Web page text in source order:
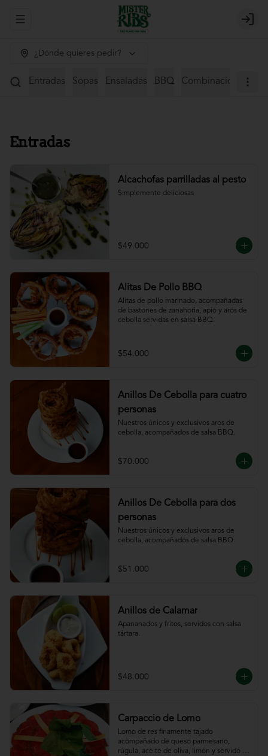
Abrir menu de navegación Login
¿Dónde quieres pedir?
Entradas Sopas Ensaladas BBQ Combinaciones
Entradas
Alcachofas parrilladas al pesto
Simplemente deliciosas
$49.000
Alitas De Pollo BBQ
Alitas de pollo marinado, acompañadas
de bastones de zanahoria, apio y aros de
cebolla servidas en salsa BBQ.
$54.000
Anillos De Cebolla para cuatro
personas
Nuestros únicos y exclusivos aros de
cebolla, acompañados de salsa BBQ.
$70.000
Anillos De Cebolla para dos
personas
Nuestros únicos y exclusivos aros de
cebolla, acompañados de salsa BBQ.
$51.000
Anillos de Calamar
Apananados y fritos, servidos con salsa
tártara.
$48.000
Carpaccio de Lomo
Lomo de res finamente tajado
acompañado de queso parmesano,
rúgula, aceite de oliva, limón y servido